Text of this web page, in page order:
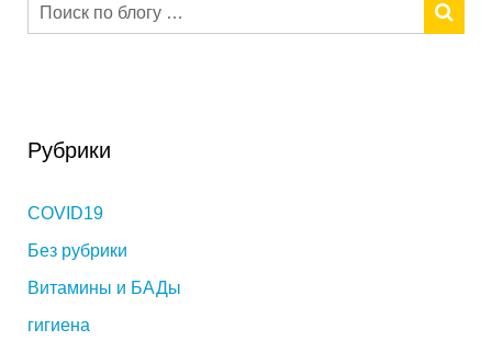
Рубрики
COVID19
Без рубрики
Витамины и БАДы
гигиена